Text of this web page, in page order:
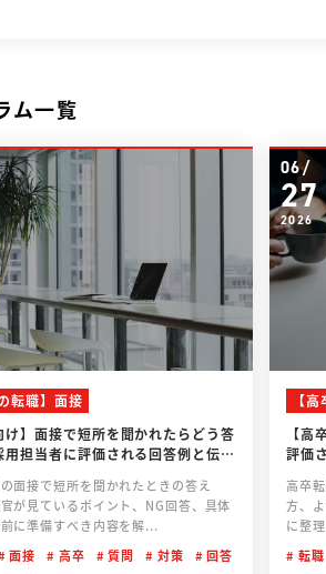
ム一覧
転職】面接
け】面接で短所を聞かれたらどう答
用担当者に評価される回答例と伝え
面接で短所を聞かれたときの答え
が見ているポイント、NG回答、具体
に準備すべき内容を解...
面接 高卒 質問 対策
回答
06/
27
2026
【
【高
評価
高卒
方、
に整
転職